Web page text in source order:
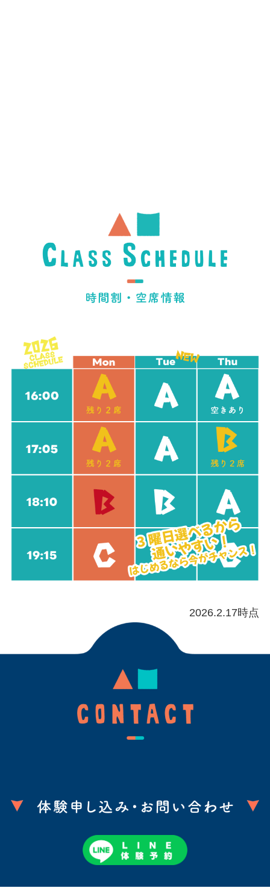
2026.2.17時点